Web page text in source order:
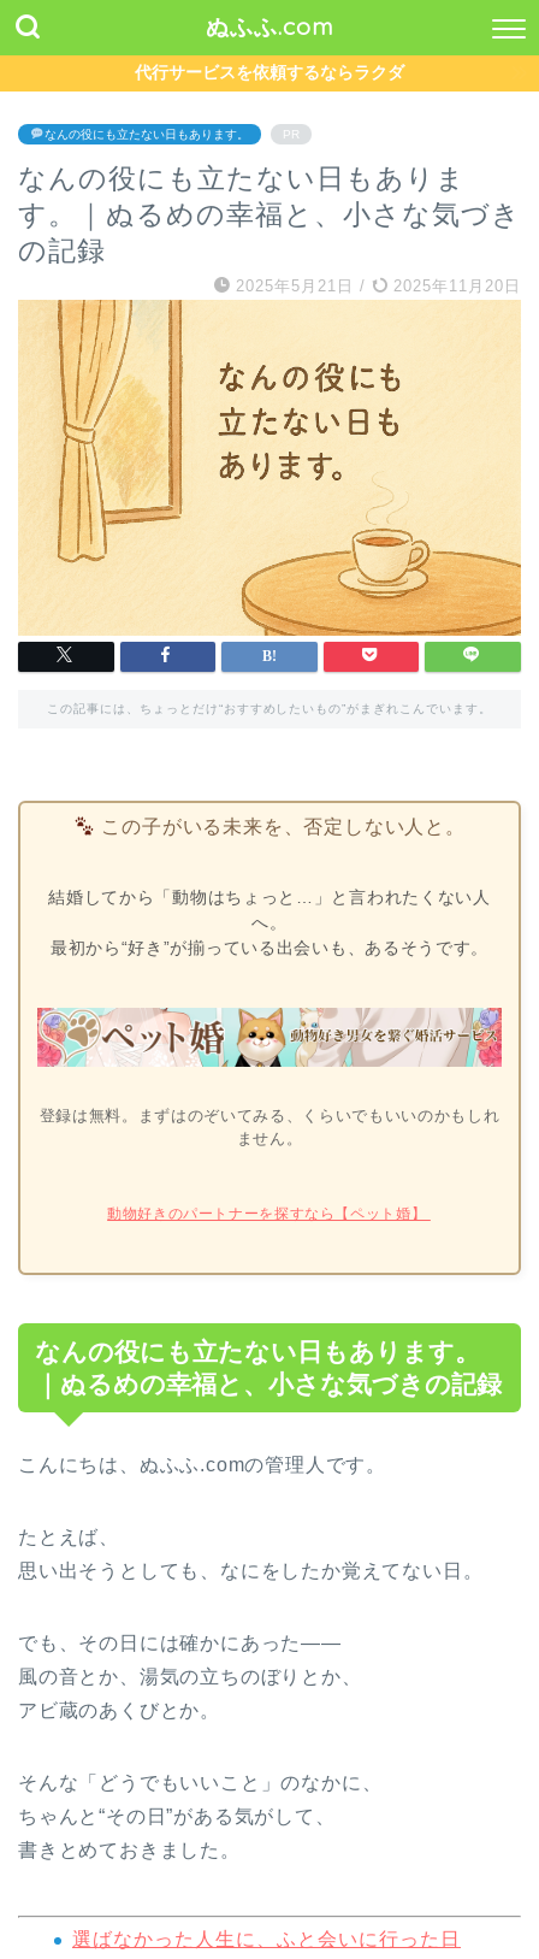
ぬふふ.com
代行サービスを依頼するならラクダ
なんの役にも立たない日もあります。 PR
なんの役にも立たない日もありま
す。｜ぬるめの幸福と、小さな気づき
の記録
2025年5月21日 / 2025年11月20日
この記事には、ちょっとだけ“おすすめしたいもの”がまぎれこんでいます。
この子がいる未来を、否定しない人と。
結婚してから「動物はちょっと…」と言われたくない人
へ。
最初から“好き”が揃っている出会いも、あるそうです。
登録は無料。まずはのぞいてみる、くらいでもいいのかもしれ
ません。
動物好きのパートナーを探すなら【ペット婚】
なんの役にも立たない日もあります。
｜ぬるめの幸福と、小さな気づきの記録
こんにちは、ぬふふ.comの管理人です。
たとえば、
思い出そうとしても、なにをしたか覚えてない日。
でも、その日には確かにあった——
風の音とか、湯気の立ちのぼりとか、
アビ蔵のあくびとか。
そんな「どうでもいいこと」のなかに、
ちゃんと“その日”がある気がして、
書きとめておきました。
選ばなかった人生に、ふと会いに行った日